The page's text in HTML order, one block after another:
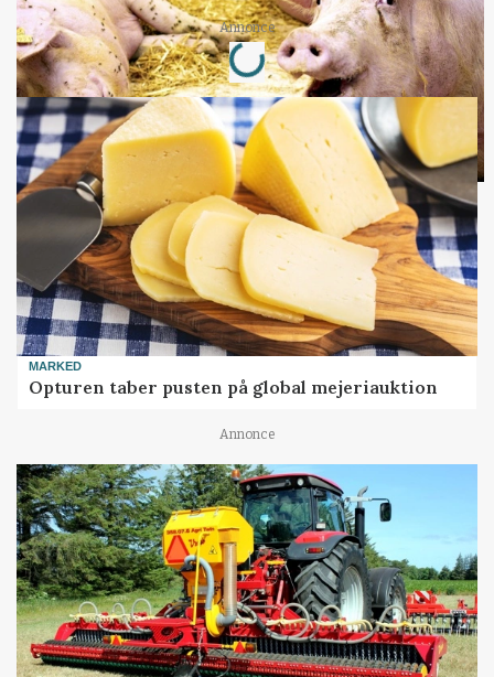
Annonce
Loading...
MARKED
Opturen taber pusten på global mejeriauktion
Annonce